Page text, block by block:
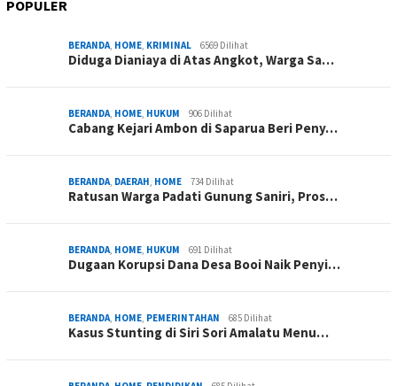
POPULER
BERANDA HOME KRIMINAL 6569 Dilihat
Diduga Dianiaya di Atas Angkot, Warga Sa…
BERANDA HOME HUKUM 906 Dilihat
Cabang Kejari Ambon di Saparua Beri Peny…
BERANDA DAERAH HOME 734 Dilihat
Ratusan Warga Padati Gunung Saniri, Pros…
BERANDA HOME HUKUM 691 Dilihat
Dugaan Korupsi Dana Desa Booi Naik Penyi…
BERANDA HOME PEMERINTAHAN 685 Dilihat
Kasus Stunting di Siri Sori Amalatu Menu…